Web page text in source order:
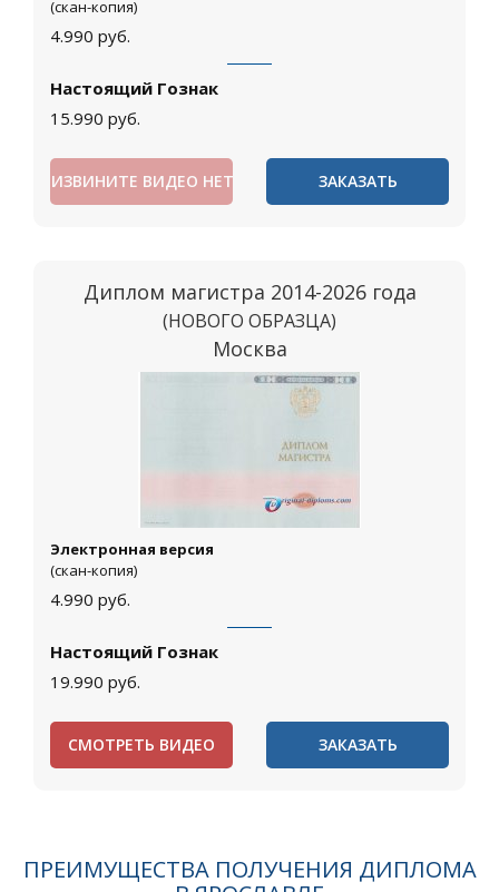
(скан-копия)
4.990 руб.
Настоящий Гознак
15.990 руб.
ИЗВИНИТЕ ВИДЕО НЕТ ЗАКАЗАТЬ
Диплом магистра 2014-2026 года
(НОВОГО ОБРАЗЦА)
Москва
Электронная версия
(скан-копия)
4.990 руб.
Настоящий Гознак
19.990 руб.
СМОТРЕТЬ ВИДЕО ЗАКАЗАТЬ
ПРЕИМУЩЕСТВА ПОЛУЧЕНИЯ ДИПЛОМА